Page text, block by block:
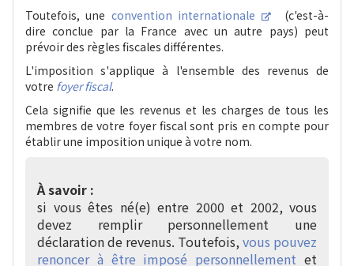
Toutefois, une convention internationale
(c'est-à-
dire conclue par la France avec un autre pays) peut
prévoir des règles fiscales différentes.
L'imposition s'applique à l'ensemble des revenus de
votre foyer fiscal.
Cela signifie que les revenus et les charges de tous les
membres de votre foyer fiscal sont pris en compte pour
établir une imposition unique à votre nom.
À savoir :
si vous êtes né(e) entre 2000 et 2002, vous
devez remplir personnellement une
déclaration de revenus. Toutefois, vous pouvez
renoncer à être imposé personnellement et